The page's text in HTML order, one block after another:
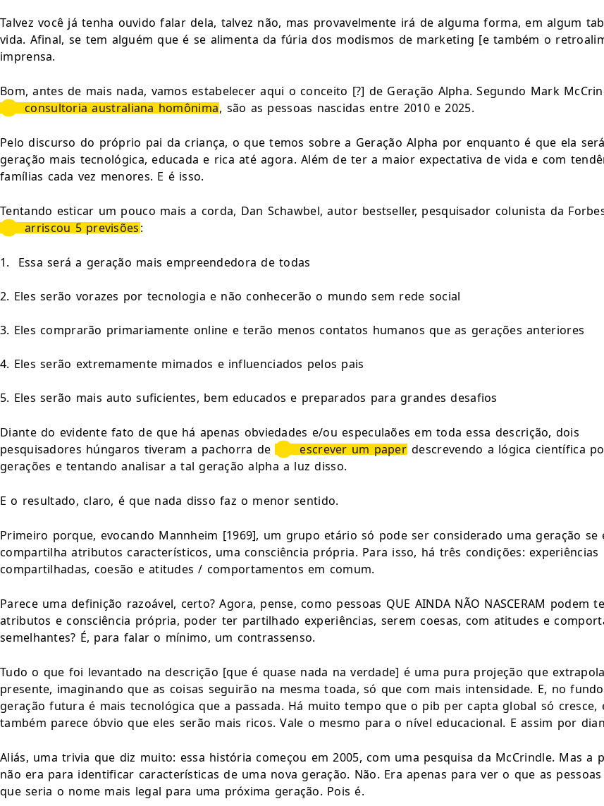
Talvez você já tenha ouvido falar dela, talvez não, mas provavelmente irá de alguma forma, em algum
vida. Afinal, se tem alguém que é se alimenta da fúria dos modismos de marketing [e também o
imprensa.
Bom, antes de mais nada, vamos estabelecer aqui o conceito [?] de Geração Alpha. Segundo Mark
consultoria australiana homônima, são as pessoas nascidas entre 2010 e 2025.
Pelo discurso do próprio pai da criança, o que temos sobre a Geração Alpha por enquanto é que ela
geração mais tecnológica, educada e rica até agora. Além de ter a maior expectativa de vida e com
famílias cada vez menores. E é isso.
Tentando esticar um pouco mais a corda, Dan Schawbel, autor bestseller, pesquisador colunista da
arriscou 5 previsões:
1.  Essa será a geração mais empreendedora de todas
2. Eles serão vorazes por tecnologia e não conhecerão o mundo sem rede social
3. Eles comprarão primariamente online e terão menos contatos humanos que as gerações anteriores
4. Eles serão extremamente mimados e influenciados pelos pais
5. Eles serão mais auto suficientes, bem educados e preparados para grandes desafios
Diante do evidente fato de que há apenas obviedades e/ou especulaões em toda essa descrição, dois
pesquisadores húngaros tiveram a pachorra de
escrever um paper descrevendo a lógica científica
gerações e tentando analisar a tal geração alpha a luz disso.
E o resultado, claro, é que nada disso faz o menor sentido.
Primeiro porque, evocando Mannheim [1969], um grupo etário só pode ser considerado uma geração se
compartilha atributos característicos, uma consciência própria. Para isso, há três condições: experiências
compartilhadas, coesão e atitudes / comportamentos em comum.
Parece uma definição razoável, certo? Agora, pense, como pessoas QUE AINDA NÃO NASCERAM podem
atributos e consciência própria, poder ter partilhado experiências, serem coesas, com atitudes e
semelhantes? É, para falar o mínimo, um contrassenso.
Tudo o que foi levantado na descrição [que é quase nada na verdade] é uma pura projeção que
presente, imaginando que as coisas seguirão na mesma toada, só que com mais intensidade. E, no
geração futura é mais tecnológica que a passada. Há muito tempo que o pib per capta global só cresce,
também parece óbvio que eles serão mais ricos. Vale o mesmo para o nível educacional. E assim por
Aliás, uma trivia que diz muito: essa história começou em 2005, com uma pesquisa da McCrindle. Mas a
não era para identificar características de uma nova geração. Não. Era apenas para ver o que as pessoas
que seria o nome mais legal para uma próxima geração. Pois é.